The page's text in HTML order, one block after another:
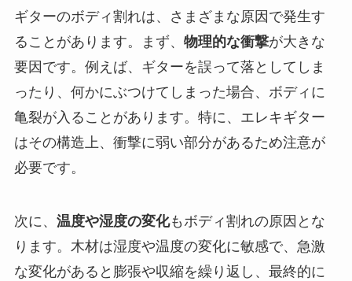
ギターのボディ割れは、さまざまな原因で発生す
ることがあります。まず、 物理的な衝撃が大きな
要因です。例えば、ギターを誤って落としてしま
ったり、何かにぶつけてしまった場合、ボディに
亀裂が入ることがあります。特に、エレキギター
はその構造上、衝撃に弱い部分があるため注意が
必要です。
次に、 温度や湿度の変化もボディ割れの原因とな
ります。木材は湿度や温度の変化に敏感で、急激
な変化があると膨張や収縮を繰り返し、最終的に